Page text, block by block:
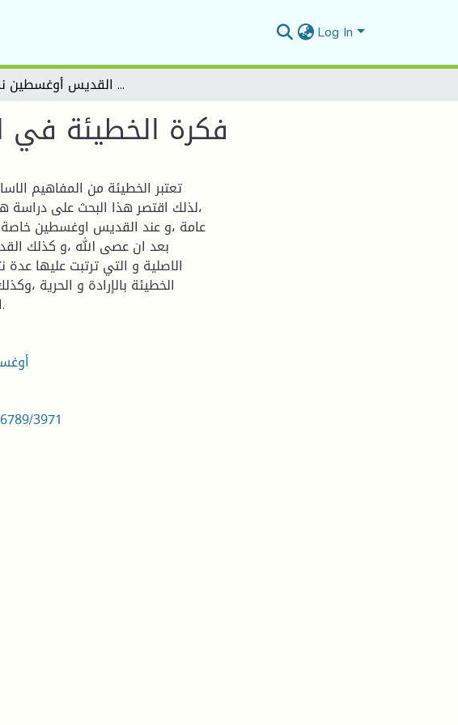
Log In
فكرة الخطيئة في الفلسفة المسيحية القديس أوغسطين نموذجا
فكرة الخطيئة
تعتبر الخطيئة من المفاهيم
،لذلك اقتصر هذا البحث على
عامة ،و عند القديس اوغسطين
بعد ان عصى الله ،و كذلك
الاصلية و التي ترتبت عليها عدة
الخطيئة بالإرادة و الحرية
التاريخي ،و علاقة الخطيئة بالعناية الالهية.
3971